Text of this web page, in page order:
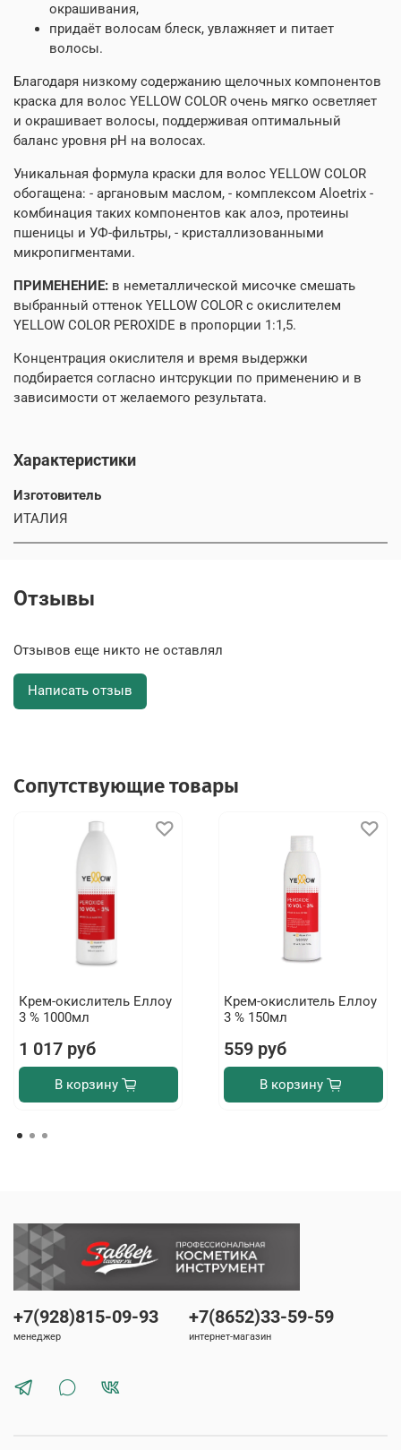
окрашивания,
придаёт волосам блеск, увлажняет и питает
волосы.
Благодаря низкому содержанию щелочных компонентов
краска для волос YELLOW COLOR очень мягко осветляет
и окрашивает волосы, поддерживая оптимальный
баланс уровня pH на волосах.
Уникальная формула краски для волос YELLOW COLOR
обогащена: - аргановым маслом, - комплексом Aloetrix -
комбинация таких компонентов как алоэ, протеины
пшеницы и УФ-фильтры, - кристаллизованными
микропигментами.
ПРИМЕНЕНИЕ: в неметаллической мисочке смешать
выбранный оттенок YELLOW COLOR с окислителем
YELLOW COLOR PEROXIDE в пропорции 1:1,5.
Концентрация окислителя и время выдержки
подбирается согласно интсрукции по применению и в
зависимости от желаемого результата.
Характеристики
Изготовитель
ИТАЛИЯ
Отзывы
Отзывов еще никто не оставлял
Написать отзыв
Сопутствующие товары
Крем-окислитель Еллоу
3 % 1000мл
1 017 руб
В корзину
Крем-окислитель Еллоу
3 % 150мл
559 руб
В корзину
+7(928)815-09-93
менеджер
+7(8652)33-59-59
интернет-магазин